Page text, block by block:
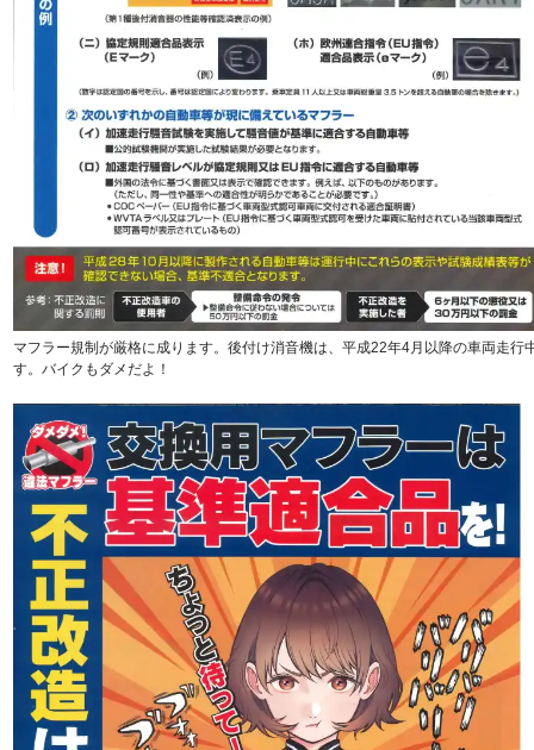
マフラー規制が厳格に成ります。後付け消音機は、平成22年4月以降の車両走行
す。バイクもダメだよ！